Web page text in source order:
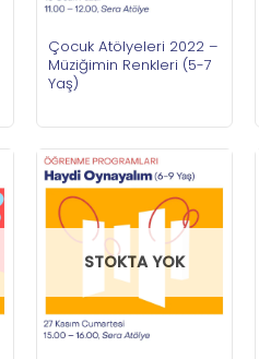
Çocuk Atölyeleri 2022 –
Müziğimin Renkleri (5-7
Yaş)
STOKTA YOK